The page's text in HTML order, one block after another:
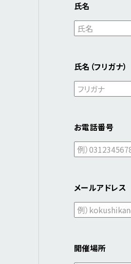
氏名
氏名（フリガナ）
お電話番号
メールアドレス
開催場所